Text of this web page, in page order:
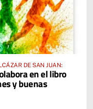
DE SAN JUAN:
en el libro
y buenas